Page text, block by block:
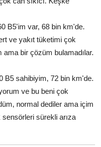
B5'im var, 68 bin km'de.
ve yakıt tüketimi çok
bir çözüm bulamadılar.
B5 sahibiyim, 72 bin km'de.
ve bu beni çok
normal dediler ama içim
sürekli arıza